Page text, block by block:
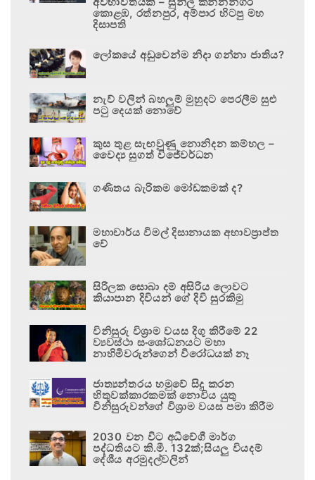
කොළඹ, රත්නපුර, අම්පාර හිටපු මහ
දිසාපති
ලෝකයේ අඩුවෙන්ම නිදා ගන්නා ජාතිය?
නැව් වලින් බහලුම් මුහුදට පෙරලීම සුළු
පටු දෙයක් නොවේ
කුස තුළ සැඟවුණු නොනිදන කම්හල –
වෛද්‍ය සුගත් විජේවර්ධන
ගණිතය බැරිකම මෝඩකමක් ද?
මහාචාර්ය විමල් දිසානායක අභාවප්‍රාප්ත
වේ
සිරිලක සොබා දම් අසිරිය ලොවට
කියාපාන දිවියන් ගේ දිවි සුරකිමු
විනිසුරු විශ්‍රාම වයස දිගු කිරීමේ 22
ව්‍යවස්ථා සංශෝධනයට මහා
නාහිමිවරුන්ගෙන් විරෝධයක් නෑ
ජාත්‍යන්තරය හමුවේ සිදු කරන
හිතුවක්කාරකමක් නොවිය යුතු
විනිසුරුවන්ගේ විශ්‍රාම වයස පමා කිරීම
2030 වන විට අධිවේගී මාර්ග
පද්ධතියට කි.මී. 132ක්;සියලු වියදම්
දේශීය අරමුදල්වලින්